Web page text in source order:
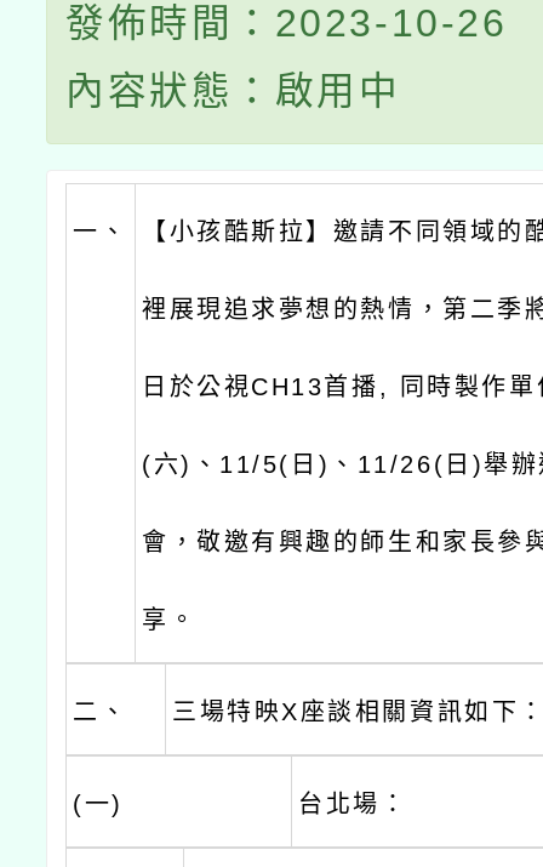
發佈時間：2023-10-26
內容狀態：啟用中
一、 【小孩酷斯拉】邀請不同領域的
裡展現追求夢想的熱情，第二季
日於公視CH13首播, 同時製作
(六)、11/5(日)、11/26(日)舉辦
會，敬邀有興趣的師生和家長參
享。
二、 三場特映X座談相關資訊如下
(一) 台北場：